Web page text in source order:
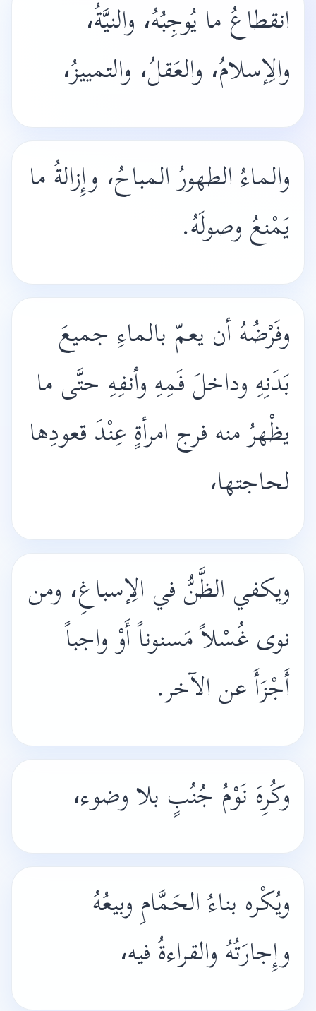
انقطاعُ ما يُوجِبُهُ، والنيَّةُ،
والِإسلامُ، والعَقلُ، والتمييزُ،
والماءُ الطهورُ المباحُ، وإِزالةُ ما
يَمْنعُ وصولَهُ.
وفَرْضُهُ أن يعمّ بالماءِ جميعَ
بَدَنِهِ وداخلَ فَمِهِ وأنفِهِ حتَّى ما
يظْهرُ منه فرج امرأةٍ عِنْدَ قعودِها
لحاجتها،
ويكفي الظَّنُّ في الِإسباغِ، ومن
نوى غُسْلاً مَسنوناً أَوْ واجباً
أَجْزَأَ عن الآخر.
وكُرِهَ نَوْمُ جُنُبٍ بلا وضوء،
ويُكْره بناءُ الحَمَّامِ وبيعُهُ
وإِجارَتُهُ والقراءةُ فيه،